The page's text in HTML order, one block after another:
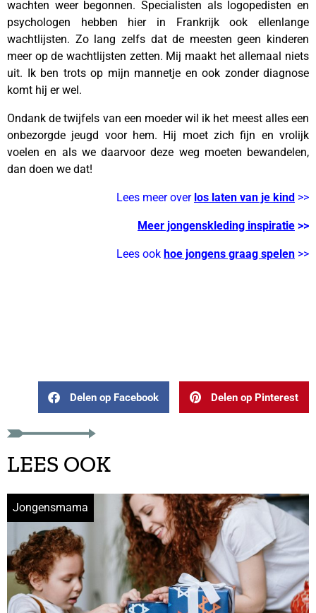
wachten weer begonnen. Specialisten als logopedisten en
psychologen hebben hier in Frankrijk ook ellenlange
wachtlijsten. Zo lang zelfs dat de meesten geen kinderen
meer op de wachtlijsten zetten. Mij maakt het allemaal niets
uit. Ik ben trots op mijn mannetje en ook zonder diagnose
komt hij er wel.
Ondank de twijfels van een moeder wil ik het meest alles een
onbezorgde jeugd voor hem. Hij moet zich fijn en vrolijk
voelen en als we daarvoor deze weg moeten bewandelen,
dan doen we dat!
Lees meer over los laten van je kind >>
Meer jongenskleding inspiratie >>
Lees ook hoe jongens graag spelen >>
Delen op Facebook Delen op Pinterest
LEES OOK
Jongensmama